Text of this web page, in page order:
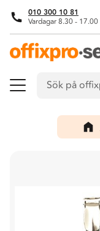
Meny
010 300 10 81
Vardagar 8.30 - 17.00